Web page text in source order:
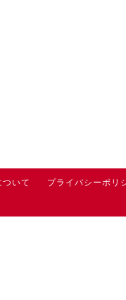
いて プライバシーポリ